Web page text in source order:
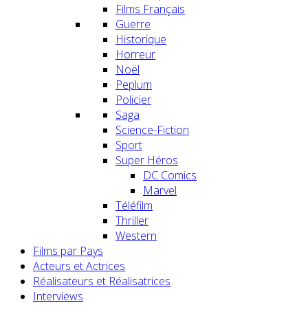
Films Français
Guerre
Historique
Horreur
Noël
Peplum
Policier
Saga
Science-Fiction
Sport
Super Héros
DC Comics
Marvel
Téléfilm
Thriller
Western
Films par Pays
Acteurs et Actrices
Réalisateurs et Réalisatrices
Interviews